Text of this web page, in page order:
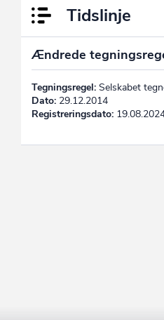
Tidslinje
Ændrede
Tegningsregel: Selskabet
Dato: 29.12.2014
Registreringsdato: